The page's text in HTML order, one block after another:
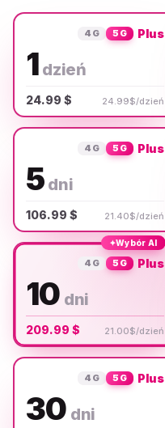
4G 5G Plus
1 dzień
24.99 $ 24.99$/dzień
4G 5G Plus
5 dni
106.99 $ 21.40$/dzień
✦Wybór AI
4G 5G Plus
10 dni
209.99 $ 21.00$/dzień
4G 5G Plus
30 dni